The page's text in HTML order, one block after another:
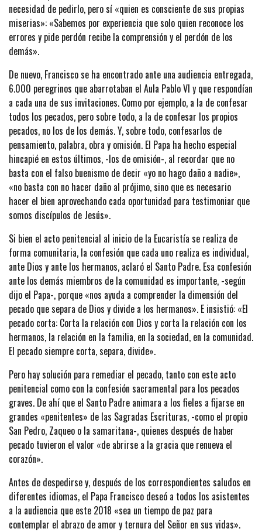
necesidad de pedirlo, pero sí «quien es consciente de sus propias
miserias»: «Sabemos por experiencia que solo quien reconoce los
errores y pide perdón recibe la comprensión y el perdón de los
demás».
De nuevo, Francisco se ha encontrado ante una audiencia entregada,
6.000 peregrinos que abarrotaban el Aula Pablo VI y que respondían
a cada una de sus invitaciones. Como por ejemplo, a la de confesar
todos los pecados, pero sobre todo, a la de confesar los propios
pecados, no los de los demás. Y, sobre todo, confesarlos de
pensamiento, palabra, obra y omisión. El Papa ha hecho especial
hincapié en estos últimos, -los de omisión-, al recordar que no
basta con el falso buenismo de decir «yo no hago daño a nadie»,
«no basta con no hacer daño al prójimo, sino que es necesario
hacer el bien aprovechando cada oportunidad para testimoniar que
somos discípulos de Jesús».
Si bien el acto penitencial al inicio de la Eucaristía se realiza de
forma comunitaria, la confesión que cada uno realiza es individual,
ante Dios y ante los hermanos, aclaró el Santo Padre. Esa confesión
ante los demás miembros de la comunidad es importante, -según
dijo el Papa-, porque «nos ayuda a comprender la dimensión del
pecado que separa de Dios y divide a los hermanos». E insistió: «El
pecado corta: Corta la relación con Dios y corta la relación con los
hermanos, la relación en la familia, en la sociedad, en la comunidad.
El pecado siempre corta, separa, divide».
Pero hay solución para remediar el pecado, tanto con este acto
penitencial como con la confesión sacramental para los pecados
graves. De ahí que el Santo Padre animara a los fieles a fijarse en
grandes «penitentes» de las Sagradas Escrituras, -como el propio
San Pedro, Zaqueo o la samaritana-, quienes después de haber
pecado tuvieron el valor «de abrirse a la gracia que renueva el
corazón».
Antes de despedirse y, después de los correspondientes saludos en
diferentes idiomas, el Papa Francisco deseó a todos los asistentes
a la audiencia que este 2018 «sea un tiempo de paz para
contemplar el abrazo de amor y ternura del Señor en sus vidas».